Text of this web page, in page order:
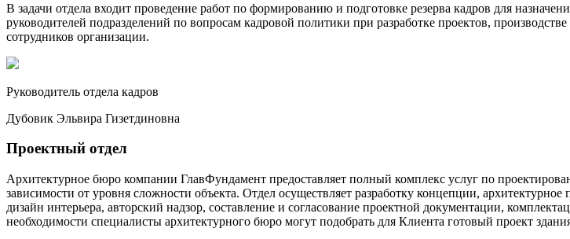
В задачи отдела входит проведение работ по формированию и подготовке резерва кадров для
руководителей подразделений по вопросам кадровой политики при разработке проектов,
сотрудников организации.
Руководитель отдела кадров
Дубовик Эльвира Гизетдиновна
Проектный отдел
Архитектурное бюро компании ГлавФундамент предоставляет полный комплекс услуг по
зависимости от уровня сложности объекта. Отдел осуществляет разработку концепции,
дизайн интерьера, авторский надзор, составление и согласование проектной документации,
необходимости специалисты архитектурного бюро могут подобрать для Клиента готовый проект